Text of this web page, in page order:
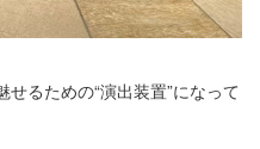
るための“演出装置”になって